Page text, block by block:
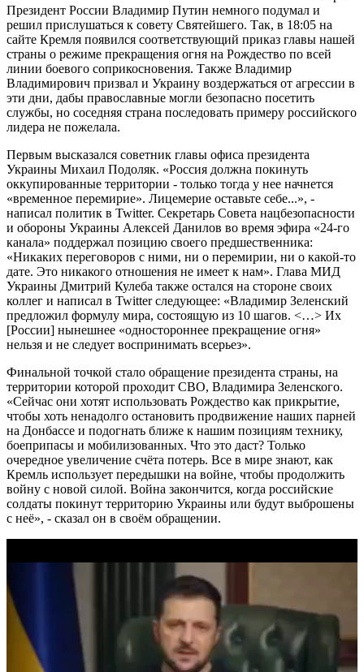
Президент России Владимир Путин немного подумал и
решил прислушаться к совету Святейшего. Так, в 18:05 на
сайте Кремля появился соответствующий приказ главы нашей
страны о режиме прекращения огня на Рождество по всей
линии боевого соприкосновения. Также Владимир
Владимирович призвал и Украину воздержаться от агрессии в
эти дни, дабы православные могли безопасно посетить
службы, но соседняя страна последовать примеру российского
лидера не пожелала.
Первым высказался советник главы офиса президента
Украины Михаил Подоляк. «Россия должна покинуть
оккупированные территории - только тогда у нее начнется
«временное перемирие». Лицемерие оставьте себе...», -
написал политик в Twitter. Секретарь Совета нацбезопасности
и обороны Украины Алексей Данилов во время эфира «24-го
канала» поддержал позицию своего предшественника:
«Никаких переговоров с ними, ни о перемирии, ни о какой-то
дате. Это никакого отношения не имеет к нам». Глава МИД
Украины Дмитрий Кулеба также остался на стороне своих
коллег и написал в Twitter следующее: «Владимир Зеленский
предложил формулу мира, состоящую из 10 шагов. <…> Их
[России] нынешнее «одностороннее прекращение огня»
нельзя и не следует воспринимать всерьез».
Финальной точкой стало обращение президента страны, на
территории которой проходит СВО, Владимира Зеленского.
«Сейчас они хотят использовать Рождество как прикрытие,
чтобы хоть ненадолго остановить продвижение наших парней
на Донбассе и подогнать ближе к нашим позициям технику,
боеприпасы и мобилизованных. Что это даст? Только
очередное увеличение счёта потерь. Все в мире знают, как
Кремль использует передышки на войне, чтобы продолжить
войну с новой силой. Война закончится, когда российские
солдаты покинут территорию Украины или будут выброшены
с неё», - сказал он в своём обращении.